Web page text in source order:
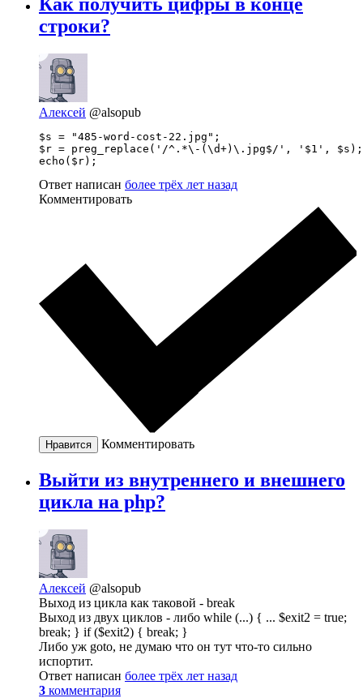
Как получить цифры в конце
строки?
Алексей @alsopub
$s = "485-word-cost-22.jpg";
$r = preg_replace('/^.*\-(\d+)\.jpg$/', '$1', $s);
echo($r);
Ответ написан более трёх лет назад
Комментировать
Нравится Комментировать
Выйти из внутреннего и внешнего
цикла на php?
Алексей @alsopub
Выход из цикла как таковой - break
Выход из двух циклов - либо while (...) { ... $exit2 = true;
break; } if ($exit2) { break; }
Либо уж goto, не думаю что он тут что-то сильно
испортит.
Ответ написан более трёх лет назад
3 комментария